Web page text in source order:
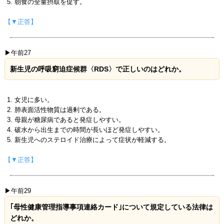
朝食の全量摂取を促す。
【▼正答】
▶午前27
新生児の呼吸窮迫症候群〈RDS〉で正しいのはどれか。
女児に多い。
肺表面活性物質は過剰である。
母親が糖尿病であると発症しやすい。
破水から出生までの時間が長いほど発症しやすい。
新生児へのステロイド治療によって症状が軽減する。
【▼正答】
▶午前29
｢母性健康管理指導事項連絡カード｣について規定している法律は
どれか。